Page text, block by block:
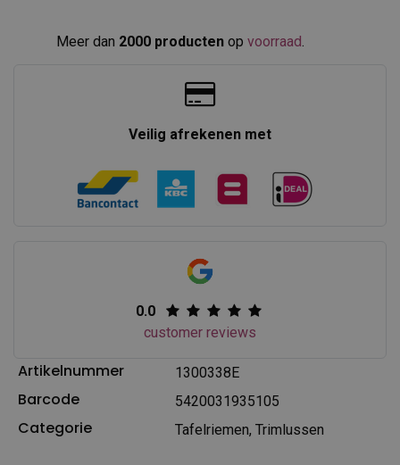
Meer dan 2000 producten op voorraad.​
Veilig afrekenen met
0.0
customer reviews
Artikelnummer 1300338E
Barcode 5420031935105
Categorie Tafelriemen, Trimlussen